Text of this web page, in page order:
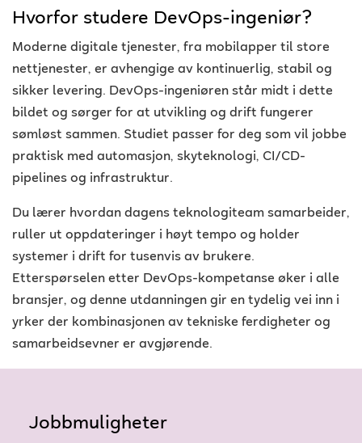
Hvorfor studere DevOps-ingeniør?
Moderne digitale tjenester, fra mobilapper til store
nettjenester, er avhengige av kontinuerlig, stabil og
sikker levering. DevOps-ingeniøren står midt i dette
bildet og sørger for at utvikling og drift fungerer
sømløst sammen. Studiet passer for deg som vil jobbe
praktisk med automasjon, skyteknologi, CI/CD-
pipelines og infrastruktur.
Du lærer hvordan dagens teknologiteam samarbeider,
ruller ut oppdateringer i høyt tempo og holder
systemer i drift for tusenvis av brukere.
Etterspørselen etter DevOps-kompetanse øker i alle
bransjer, og denne utdanningen gir en tydelig vei inn i
yrker der kombinasjonen av tekniske ferdigheter og
samarbeidsevner er avgjørende.
Jobbmuligheter